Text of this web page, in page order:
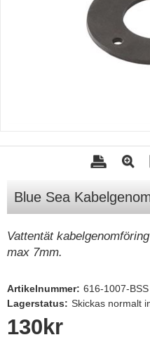
Tohatsu - Utombordare
Minn Kota - elmotorer
Mercury Servicedelar
Lowrance
Humminbird
Simrad
Båttillbehör
Hummertina
Blue Sea
Vattentät
max 7mm.
Artikelnummer: 616-1007-BSS
Lagerstatus: Skickas normalt
130 kr